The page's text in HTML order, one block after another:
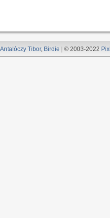
Antalóczy Tibor, Birdie | © 2003-2022